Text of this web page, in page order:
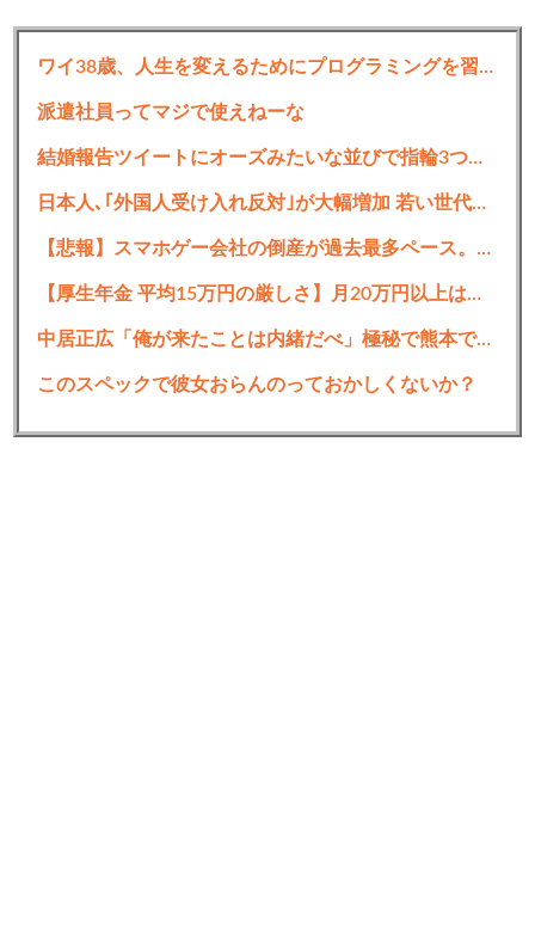
ワイ38歳、人生を変えるためにプログラミングを習いたいんだが…
派遣社員ってマジで使えねーな
結婚報告ツイートにオーズみたいな並びで指輪3つ写ってるのってなぜ？？？？
日本人､｢外国人受け入れ反対｣が大幅増加 若い世代で増加幅が大きく｢日本社会には希望がない｣という認識を持つ人ほど反対に転じる
【悲報】スマホゲー会社の倒産が過去最多ペース。ありがとう自民党
【厚生年金 平均15万円の厳しさ】月20万円以上はわずか1.8割、高齢夫婦は毎月4.2万円の赤字に
中居正広「俺が来たことは内緒だべ」極秘で熊本でボランティアをしていたｗｗｗｗｗ
このスペックで彼女おらんのっておかしくないか？